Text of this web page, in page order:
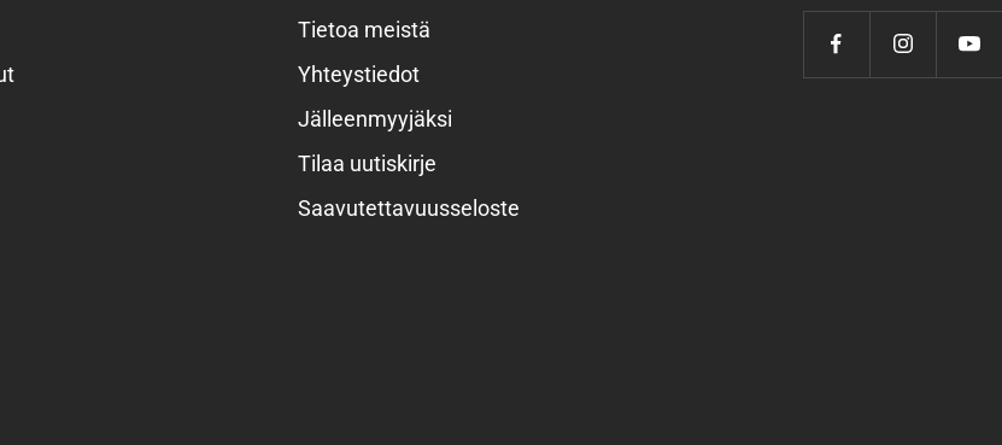
Tietoa meistä
Yhteystiedot
Jälleenmyyjäksi
Tilaa uutiskirje
Saavutettavuusseloste